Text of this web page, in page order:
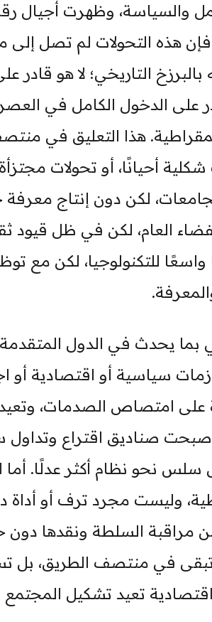
والسياسة، وظهرت أجيال
هذه التحولات لم تصل إلى
التاريخي؛ لا هو قادر
على الدخول الكامل في
هذا التعليق في
أحيانًا، أو تحولات
لكن دون إنتاج
العام، لكن في ظل قيود
للتكنولوجيا، لكن مع
بما يحدث في الدول
سياسية أو اقتصادية أو
امتصاص الصدمات، وتعيد
صناديق اقتراع وتداول
سلس نحو نظام أكثر عدلًا. أما
وليست مجرد ترف أو أداة
من مراقبة السلطة ونقدها
تبقى في منتصف الطريق، بل
تعيد تشكيل